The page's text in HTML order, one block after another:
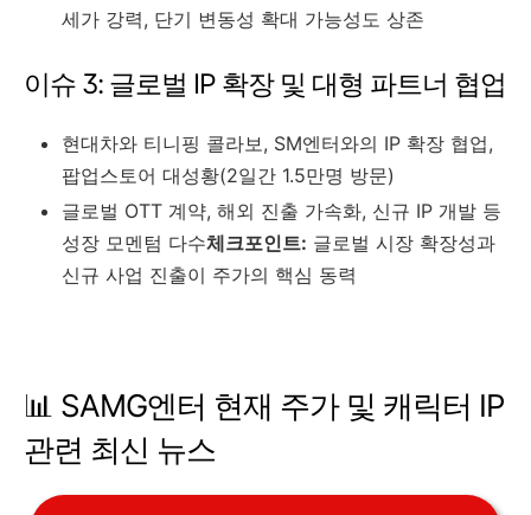
세가 강력, 단기 변동성 확대 가능성도 상존
이슈 3: 글로벌 IP 확장 및 대형 파트너 협업
현대차와 티니핑 콜라보, SM엔터와의 IP 확장 협업,
팝업스토어 대성황(2일간 1.5만명 방문)
글로벌 OTT 계약, 해외 진출 가속화, 신규 IP 개발 등
성장 모멘텀 다수체크포인트: 글로벌 시장 확장성과
신규 사업 진출이 주가의 핵심 동력
📊 SAMG엔터 현재 주가 및 캐릭터 IP
관련 최신 뉴스